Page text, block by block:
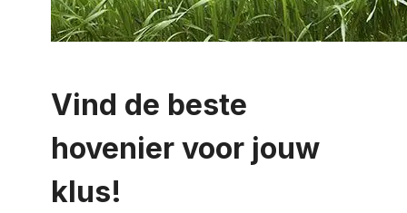
Vind de beste
hovenier voor jouw
klus!